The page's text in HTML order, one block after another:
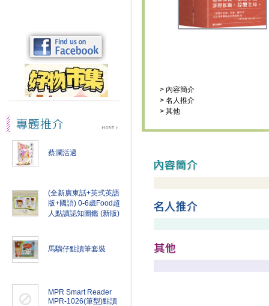
蔡瀾活過
(全新廣東話+英式英語
版+國語) 0-6歲Food超
人點讀認知圖鑑 (新版)
馬騮仔點讀筆套裝
MPR Smart Reader
MPR-1026(筆型)點讀
> 內容簡介
> 名人推介
> 其他